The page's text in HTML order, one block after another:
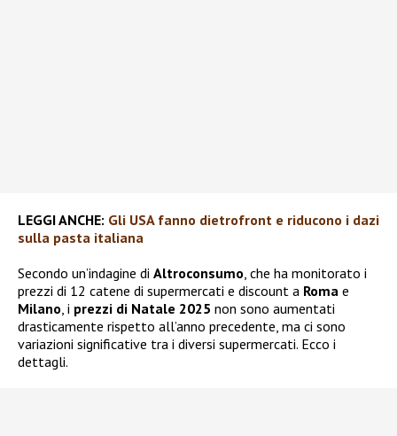
LEGGI ANCHE: Gli USA fanno dietrofront e riducono i dazi
sulla pasta italiana
Secondo un’indagine di Altroconsumo , che ha monitorato i
prezzi di 12 catene di supermercati e discount a Roma e
Milano , i prezzi di Natale 2025 non sono aumentati
drasticamente rispetto all’anno precedente, ma ci sono
variazioni significative tra i diversi supermercati. Ecco i
dettagli.